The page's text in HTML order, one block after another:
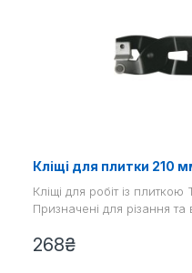
Кліщі для плитки 210
Кліщі для робіт із
Призначені для різання та
268₴